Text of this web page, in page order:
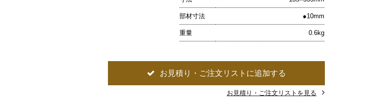
部材寸法 ●10mm
重量 0.6kg
お見積り・ご注文リストに追加する
お見積り・ご注文リストを見る